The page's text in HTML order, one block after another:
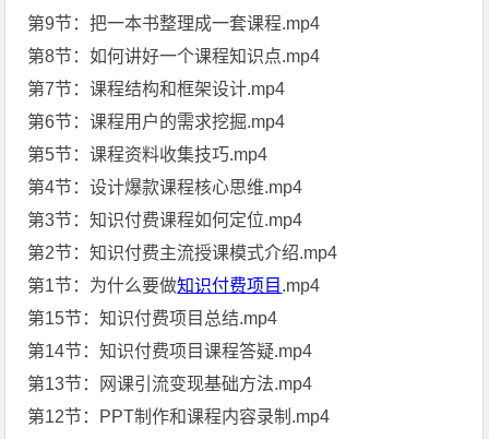
第9节：把一本书整理成一套课程.mp4
第8节：如何讲好一个课程知识点.mp4
第7节：课程结构和框架设计.mp4
第6节：课程用户的需求挖掘.mp4
第5节：课程资料收集技巧.mp4
第4节：设计爆款课程核心思维.mp4
第3节：知识付费课程如何定位.mp4
第2节：知识付费主流授课模式介绍.mp4
第1节：为什么要做知识付费项目 .mp4
第15节：知识付费项目总结.mp4
第14节：知识付费项目课程答疑.mp4
第13节：网课引流变现基础方法.mp4
第12节：PPT制作和课程内容录制.mp4